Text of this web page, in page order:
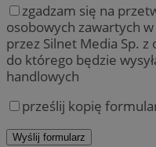
zgadzam się na
osobowych zawartych
przez Silnet Media Sp.
do którego będzie
handlowych
prześlij kopię